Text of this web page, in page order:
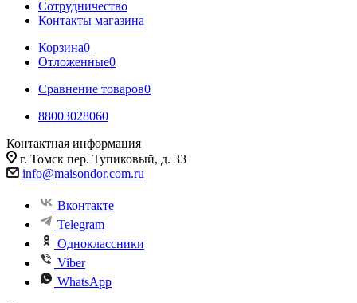
Сотрудничество
Контакты магазина
Корзина0
Отложенные0
Сравнение товаров0
88003028060
Контактная информация
г. Томск пер. Тупиковый, д. 33
info@maisondor.com.ru
Вконтакте
Telegram
Одноклассники
Viber
WhatsApp